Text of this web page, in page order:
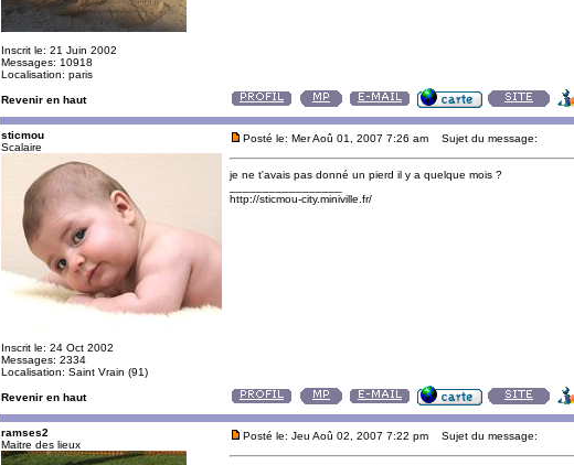
Inscrit le: 21 Juin 2002
Messages: 10918
Localisation: paris
Revenir en haut
sticmou
Scalaire
Inscrit le: 24 Oct 2002
Messages: 2334
Localisation: Saint Vrain (91)
Posté le: Mer Aoû 01, 2007 7:26 am Sujet du message:
je ne t'avais pas donné un pierd il y a quelque mois ?
http://sticmou-city.miniville.fr/
Revenir en haut
ramses2
Maitre des lieux
Posté le: Jeu Aoû 02, 2007 7:22 pm Sujet du message: